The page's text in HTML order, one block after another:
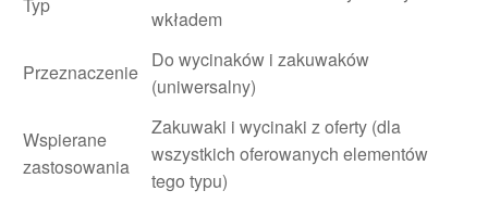
wkładem
Przeznaczenie
Do wycinaków i zakuwaków
(uniwersalny)
Wspierane
zastosowania
Zakuwaki i wycinaki z oferty (dla
wszystkich oferowanych elementów
tego typu)